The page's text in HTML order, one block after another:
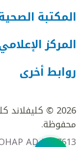
المكتبة
المركز
روابط أخرى
2026 ©
محفوظة.
AD FR27613